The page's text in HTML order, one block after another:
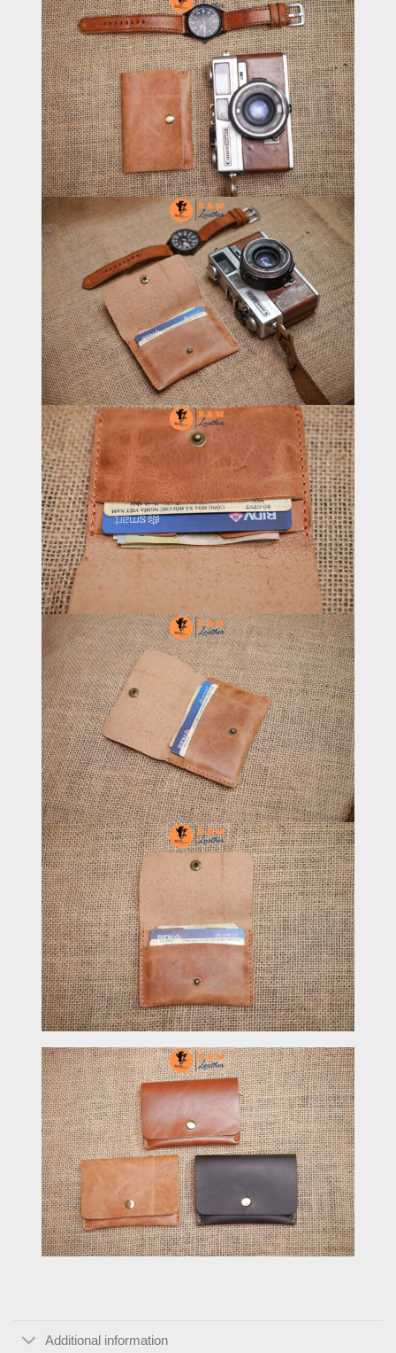
Additional information